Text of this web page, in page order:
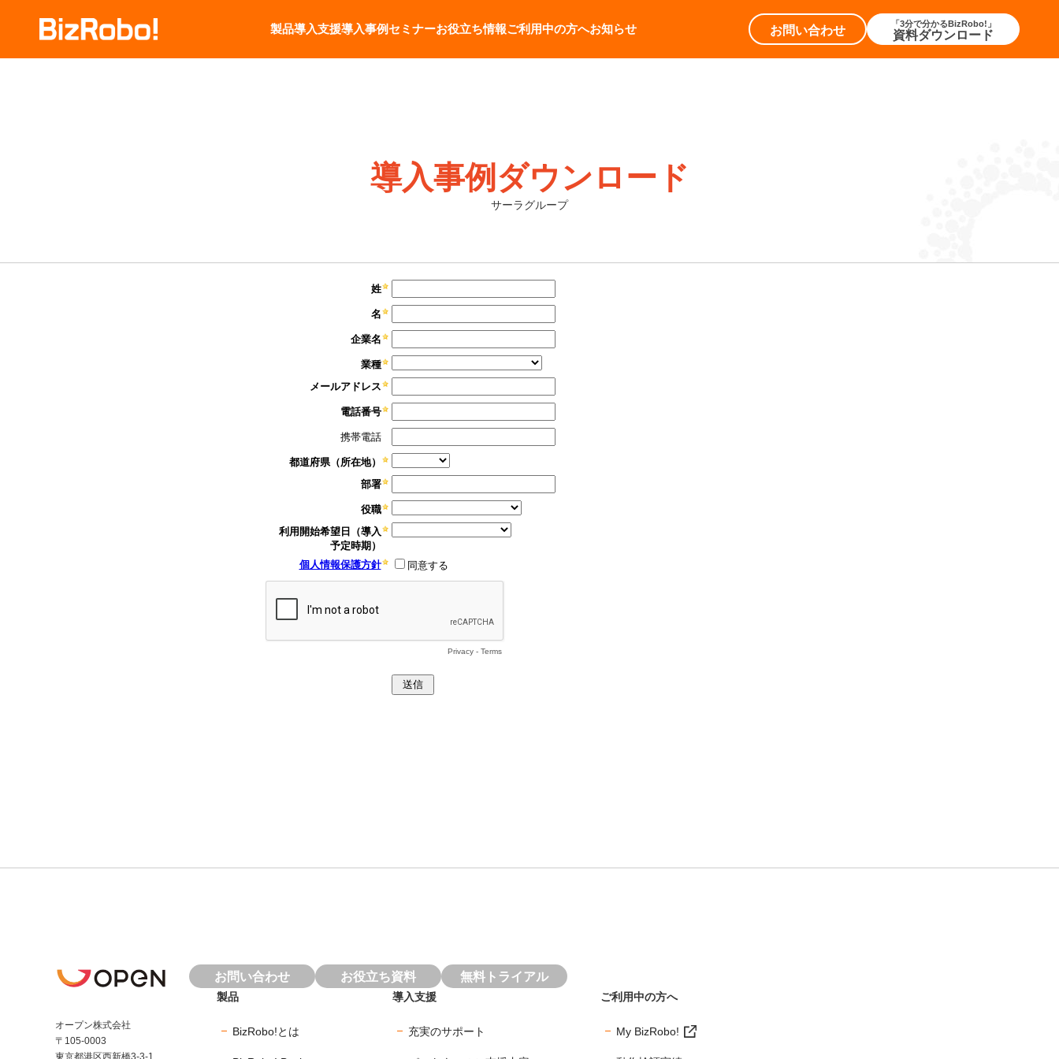
製品導入支援導入事例セミナーお役立ち情報ご利用中の方へお知らせ お問い合わせ 「3分で分かるBizRobo!」
資料ダウンロード
導入事例ダウンロード
サーラグループ
オープン株式会社
〒105-0003
東京都港区西新橋3-3-1
お問い合わせ お役立ち資料 無料トライアル
製品
BizRobo!とは
導入支援
充実のサポート
ご利用中の方へ
My BizRobo!